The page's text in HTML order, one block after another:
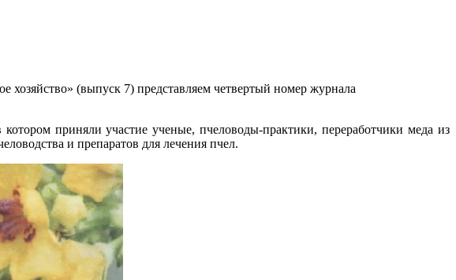
(выпуск 7) представляем четвертый номер журнала
приняли участие ученые, пчеловоды-практики, переработчики меда из
и препаратов для лечения пчел.